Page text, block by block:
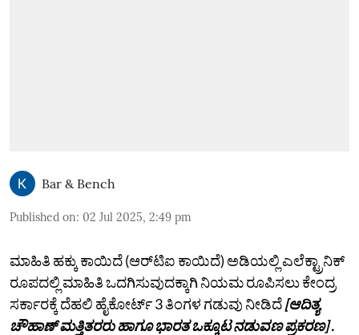
Bar & Bench
Published on: 02 Jul 2025, 2:49 pm
ಮಾಹಿತಿ ಹಕ್ಕು ಕಾಯಿದೆ (ಆರ್‌ಟಿಐ ಕಾಯಿದೆ) ಅಡಿಯಲ್ಲಿ ಎಲೆಕ್ಟ್ರಾನಿಕ್
ರೂಪದಲ್ಲಿ ಮಾಹಿತಿ ಒದಗಿಸುವುದಕ್ಕಾಗಿ ನಿಯಮ ರೂಪಿಸಲು ಕೇಂದ್ರ
ಸರ್ಕಾರಕ್ಕೆ ದೆಹಲಿ ಹೈಕೋರ್ಟ್ 3 ತಿಂಗಳ ಗಡುವು ನೀಡಿದೆ[ಆದಿತ್ಯ
ಚೌಹಾಣ್ ಮತ್ತಿತರರು ಹಾಗೂ ಭಾರತ ಒಕ್ಕೂಟ ನಡುವಣ ಪ್ರಕರಣ] .